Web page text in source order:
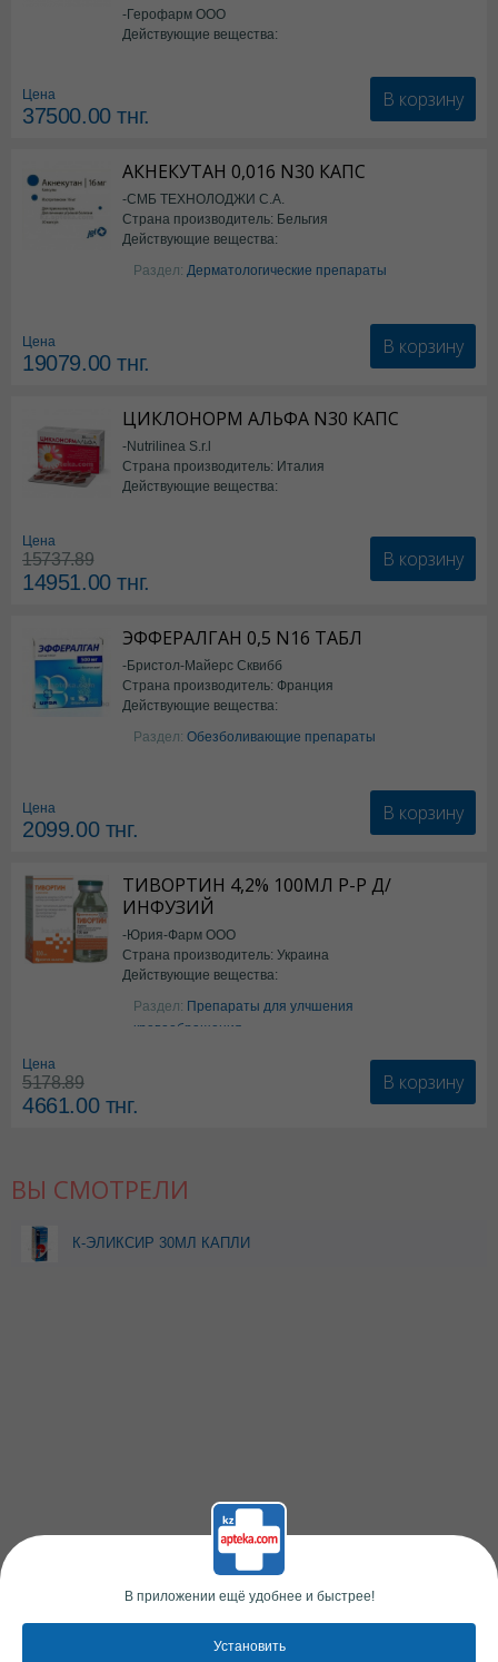
-Герофарм ООО
Действующие вещества:
Цена
37500.00тнг.
В корзину
АКНЕКУТАН 0,016 N30 КАПС
-СМБ ТЕХНОЛОДЖИ С.А.
Страна производитель: Бельгия
Действующие вещества:
Изотретиноин
Раздел: Дерматологические препараты
Цена
19079.00тнг.
В корзину
ЦИКЛОНОРМ АЛЬФА N30 КАПС
-Nutrilinea S.r.l
Страна производитель: Италия
Действующие вещества:
Цена
15737.89
14951.00тнг.
В корзину
ЭФФЕРАЛГАН 0,5 N16 ТАБЛ
-Бристол-Майерс Сквибб
Страна производитель: Франция
Действующие вещества:
Парацетамол
Раздел: Обезболивающие препараты
Цена
2099.00тнг.
В корзину
ТИВОРТИН 4,2% 100МЛ Р-Р Д/
ИНФУЗИЙ
-Юрия-Фарм ООО
Страна производитель: Украина
Действующие вещества:
Аргинин
Раздел: Препараты для улчшения
кровообращения
Цена
5178.89
4661.00тнг.
В корзину
ВЫ СМОТРЕЛИ
К-ЭЛИКСИР 30МЛ КАПЛИ
В приложении ещё удобнее и быстрее!
Установить